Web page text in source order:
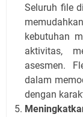
Seluruh file
kebutuhan
aktivitas,
asesmen.
dalam
dengan